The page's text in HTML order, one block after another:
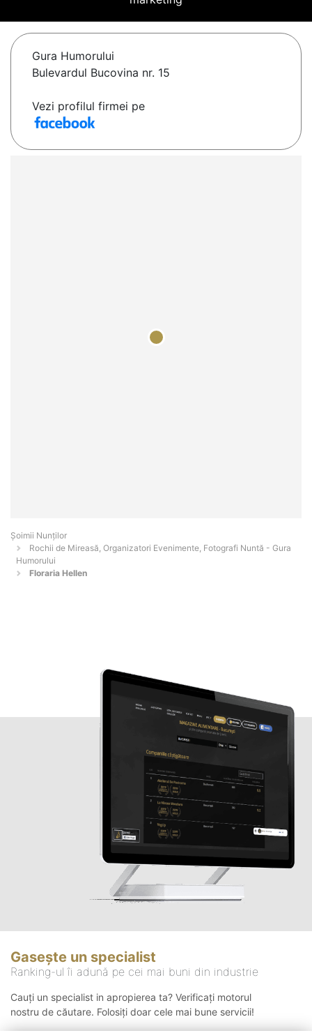
Gura Humorului
Bulevardul Bucovina nr. 15
Vezi profilul firmei pe
Șoimii Nunților
Rochii de Mireasă, Organizatori Evenimente, Fotografi Nuntă - Gura
Humorului
Floraria Hellen
Gasește un specialist
Ranking-ul îi adună pe cei mai buni din industrie
Cauți un specialist in apropierea ta? Verificați motorul
nostru de căutare. Folosiți doar cele mai bune servicii!